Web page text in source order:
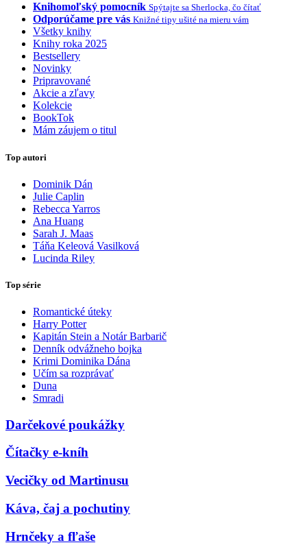
Knihomoľský pomocník Spýtajte sa Sherlocka, čo čítať
Odporúčame pre vás Knižné tipy ušité na mieru vám
Všetky knihy
Knihy roka 2025
Bestsellery
Novinky
Pripravované
Akcie a zľavy
Kolekcie
BookTok
Mám záujem o titul
Top autori
Dominik Dán
Julie Caplin
Rebecca Yarros
Ana Huang
Sarah J. Maas
Táňa Keleová Vasilková
Lucinda Riley
Top série
Romantické úteky
Harry Potter
Kapitán Stein a Notár Barbarič
Denník odvážneho bojka
Krimi Dominika Dána
Učím sa rozprávať
Duna
Smradi
Darčekové poukážky
Čítačky e-kníh
Vecičky od Martinusu
Káva, čaj a pochutiny
Hrnčeky a fľaše